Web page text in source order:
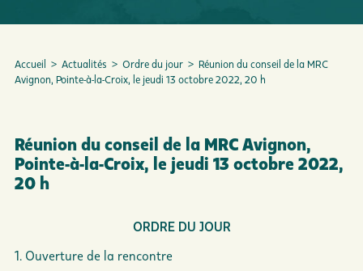
À propos Le conseil de la MRC
Accueil > Actualités > Ordre du jour > Réunion du conseil de la MRC
Avignon, Pointe-à-la-Croix, le jeudi 13 octobre 2022, 20 h
Réunion du conseil de la MRC Avignon,
Pointe-à-la-Croix, le jeudi 13 octobre 2022,
20 h
ORDRE DU JOUR
1. Ouverture de la rencontre